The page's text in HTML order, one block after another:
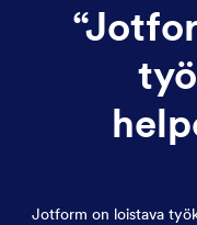
“
Jotform on loistava